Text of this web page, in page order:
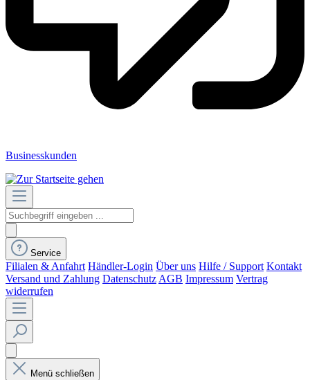
Businesskunden
Service
Filialen & Anfahrt Händler-Login Über uns Hilfe / Support Kontakt
Versand und Zahlung Datenschutz AGB Impressum Vertrag
widerrufen
Menü schließen